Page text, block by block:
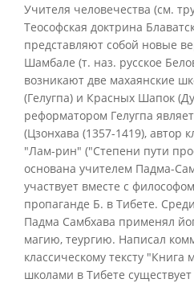
Учителя человечества (см.
Теософская доктрина
представляют собой новые
Шамбале (т. наз. русское
возникают две махаянские
(Гелугпа) и Красных Шапок
реформатором Гелугпа
(Цзонхава (1357-1419), автор
"Лам-рин" ("Степени пути
основана учителем Падма-
участвует вместе с
пропаганде Б. в Тибете.
Падма Самбхава применял
магию, теургию. Написал
классическому тексту
школами в Тибете